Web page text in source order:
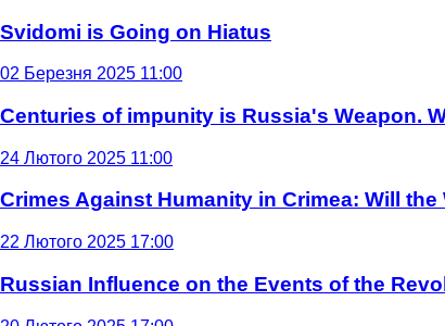
Svidomi is Going on Hiatus
02 Березня 2025 11:00
Centuries of impunity is Russia's Weapon.
24 Лютого 2025 11:00
Crimes Against Humanity in Crimea: Will
22 Лютого 2025 17:00
Russian Influence on the Events of the